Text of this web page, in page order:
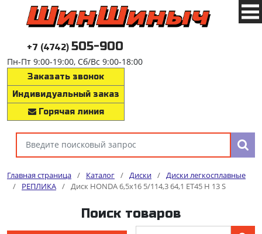
+7 (4742) 505-900
Пн-Пт 9:00-19:00, Сб/Вс 9:00-18:00
Заказать звонок
Индивидуальный заказ
Горячая линия
Главная страница / Каталог / Диски / Диски легкосплавные
/
РЕПЛИКА / Диск HONDA 6,5x16 5/114,3 64,1 ET45 H 13 S
Поиск товаров